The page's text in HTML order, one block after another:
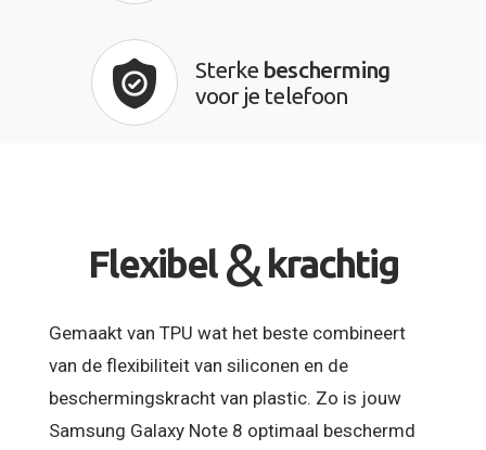
Sterke bescherming
voor je telefoon
Flexibel & krachtig
Gemaakt van TPU wat het beste combineert
van de flexibiliteit van siliconen en de
beschermingskracht van plastic. Zo is jouw
Samsung Galaxy Note 8 optimaal beschermd